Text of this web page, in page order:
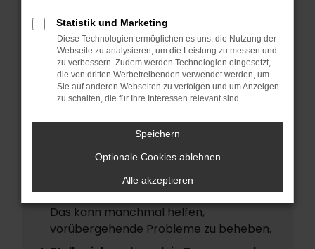
Überprüfe deine Firewall und deine
Internetverbindung.
Laden andere Webseiten, zum Beispiel
deine Suchmaschine?
Prüfe deine Browsererweiterungen.
Manche Erweiterungen, wie
Werbeblocker, können das Laden
bestimmter Seiten verhindern.
Funktioniert die Seite in einem anderen
Browser oder in einem privaten Fenster?
Starte dein Gerät neu.
Das kann manchmal helfen,
vorübergehende Probleme zu beheben.
Statistik und Marketing
Diese Technologien ermöglichen es uns, die Nutzung der
Webseite zu analysieren, um die Leistung zu messen und
zu verbessern. Zudem werden Technologien eingesetzt,
die von dritten Werbetreibenden verwendet werden, um
Sie auf anderen Webseiten zu verfolgen und um Anzeigen
zu schalten, die für Ihre Interessen relevant sind.
Speichern
Optionale Cookies ablehnen
Alle akzeptieren